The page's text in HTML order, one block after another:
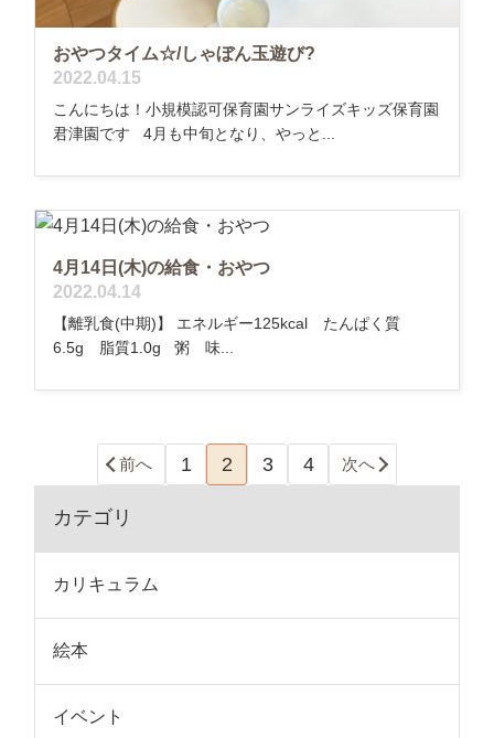
おやつタイム☆/しゃぼん玉遊び?
2022.04.15
こんにちは！小規模認可保育園サンライズキッズ保育園
君津園です 4月も中旬となり、やっと...
4月14日(木)の給食・おやつ
2022.04.14
【離乳食(中期)】 エネルギー125kcal たんぱく質
6.5g 脂質1.0g 粥 味...
前へ 1 2 3 4 次へ
カテゴリ
カリキュラム
絵本
イベント